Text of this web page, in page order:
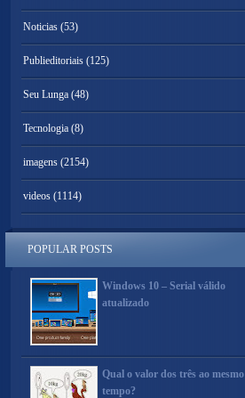
Noticias (53)
Publieditoriais (125)
Seu Lunga (48)
Tecnologia (8)
imagens (2154)
videos (1114)
POPULAR POSTS
Windows 10 – Serial válido
atualizado
Qual o valor dos três ao mesmo
tempo?